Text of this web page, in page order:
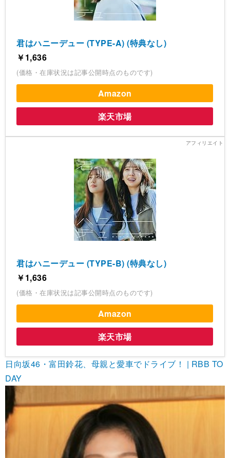
君はハニーデュー (TYPE-A) (特典なし)
￥1,636
(価格・在庫状況は記事公開時点のものです)
Amazon
楽天市場
君はハニーデュー (TYPE-B) (特典なし)
￥1,636
(価格・在庫状況は記事公開時点のものです)
Amazon
楽天市場
日向坂46・富田鈴花、母親と愛車でドライブ！ | RBB TO
DAY